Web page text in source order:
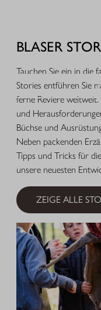
Freizeit.BLASER
Tauchen Sie ein in die
Stories entführen Sie
ferne Reviere
und
Büchse und
Neben packenden
Tipps und Tricks für
unsere neuesten
ZEIGE ALLE